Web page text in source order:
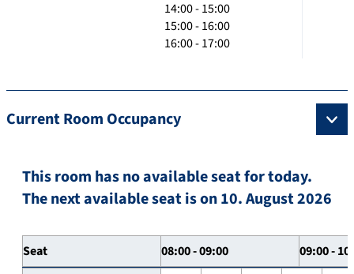
14:00 - 15:00
15:00 - 16:00
16:00 - 17:00
Current Room Occupancy
This room has no available seat for today.
The next available seat is on 10. August 2026
Seat 08:00 - 09:00 09:00 -